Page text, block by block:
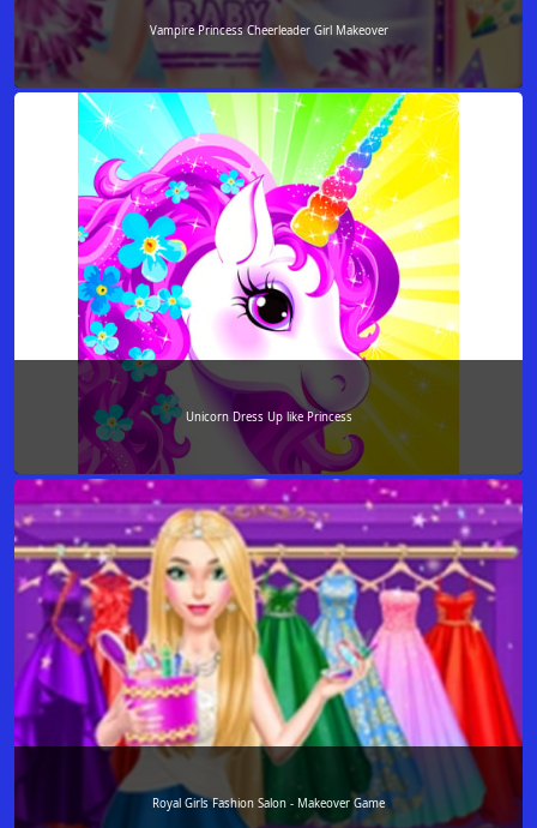
Vampire Princess Cheerleader Girl Makeover
Unicorn Dress Up like Princess
Royal Girls Fashion Salon - Makeover Game